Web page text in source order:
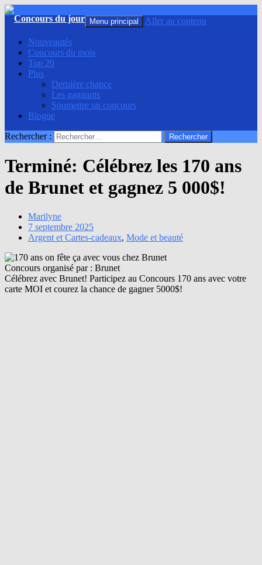
Menu principal Aller au contenu
Nouveautés
Concours du mois
Top 20
Plus
Dernière chance
Les gagnants
Soumettre un concours
Blogue
Rechercher :
Terminé: Célébrez les 170 ans
de Brunet et gagnez 5 000$!
Marilyne
7 septembre 2025
Argent et Cartes-cadeaux, Mode et beauté
Concours organisé par : Brunet
Célébrez avec Brunet! Participez au Concours 170 ans avec votre
carte MOI et courez la chance de gagner 5000$!